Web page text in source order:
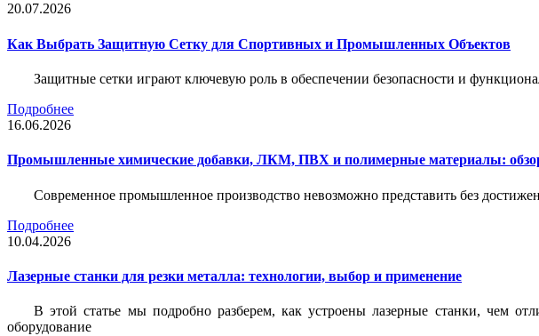
20.07.2026
Как Выбрать Защитную Сетку для Спортивных и Промышленных Объектов
Защитные сетки играют ключевую роль в обеспечении безопасности и
Подробнее
16.06.2026
Промышленные химические добавки, ЛКМ, ПВХ и полимерные материалы: обзор
Современное промышленное производство невозможно представить без
Подробнее
10.04.2026
Лазерные станки для резки металла: технологии, выбор и применение
В этой статье мы подробно разберем, как устроены лазерные станки, чем
оборудование